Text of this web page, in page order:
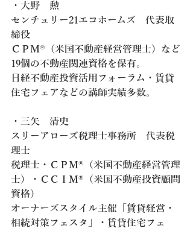
・大野　勲
センチュリー21エコホームズ　代表取
締役
ＣＰＭ®（米国不動産経営管理士）など
19個の不動産関連資格を保有。
日経不動産投資活用フォーラム・賃貸
住宅フェアなどの講師実績多数。
・三矢　清史
スリーアローズ税理士事務所　代表税
理士
税理士・ＣＰＭ®（米国不動産経営管理
士）・ＣＣＩＭ®（米国不動産投資顧問
資格）
オーナーズスタイル主催「賃貸経営・
相続対策フェスタ」・賃貸住宅フェ